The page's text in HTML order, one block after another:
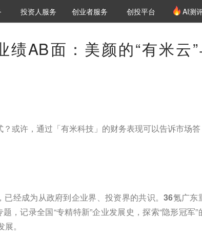
VClub投资机构库
投资机构职位推介
投资人服务 创投氪堂
创业者服务 创投平台 AI测
绩AB面：美颜的“有米云
？或许，通过「有米科技」的财务表现可以告诉市场答
已经成为从政府到企业界、投资界的共识。36氪广东
题 ，记录全国“专精特新”企业发展史，探索“隐形冠军”
。